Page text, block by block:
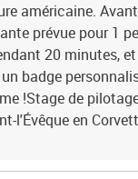
américaine.
prévue pour 1
20 minutes,
badge
!Stage de
l'Évêque en